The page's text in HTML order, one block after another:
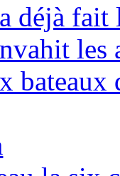
déjà
les
bateaux